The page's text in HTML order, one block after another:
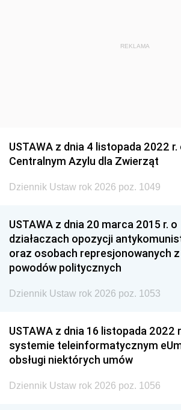
REKLAMA
USTAWA z dnia 4 listopada 2022 r.
Centralnym Azylu dla Zwierząt
Dziennik Ustaw rok 2026 poz. 1049
USTAWA z dnia 20 marca 2015 r. o
działaczach opozycji
oraz osobach represjonowanych z
powodów politycznych
Dziennik Ustaw rok 2026 poz. 1053
USTAWA z dnia 16 listopada 2022
systemie teleinformatycznym
obsługi niektórych umów
Dziennik Ustaw rok 2026 poz. 1056